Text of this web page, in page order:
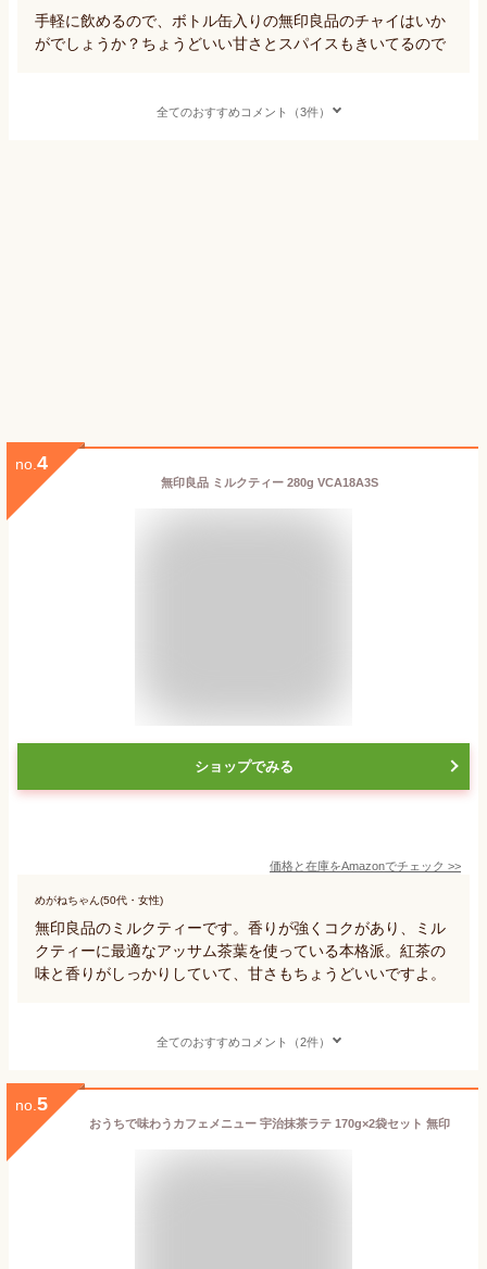
手軽に飲めるので、ボトル缶入りの無印良品のチャイはいか
がでしょうか？ちょうどいい甘さとスパイスもきいてるので
全てのおすすめコメント（3件）
no. 4
無印良品 ミルクティー 280g VCA18A3S
ショップでみる
価格と在庫をAmazonでチェック >>
めがねちゃん(50代・女性)
無印良品のミルクティーです。香りが強くコクがあり、ミル
クティーに最適なアッサム茶葉を使っている本格派。紅茶の
味と香りがしっかりしていて、甘さもちょうどいいですよ。
全てのおすすめコメント（2件）
no. 5
おうちで味わうカフェメニュー 宇治抹茶ラテ 170g×2袋セット 無印